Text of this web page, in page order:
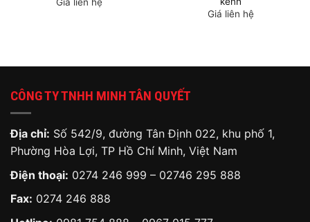
Giá liên hệ
CÔNG TY TNHH MINH TÂN QUYẾT
Địa chỉ: Số 542/9, đường Tân Định 022, khu phố 1,
Phường Hòa Lợi, TP Hồ Chí Minh, Việt Nam
Điện thoại: 0274 246 999 – 02746 295 888
Fax: 0274 246 888